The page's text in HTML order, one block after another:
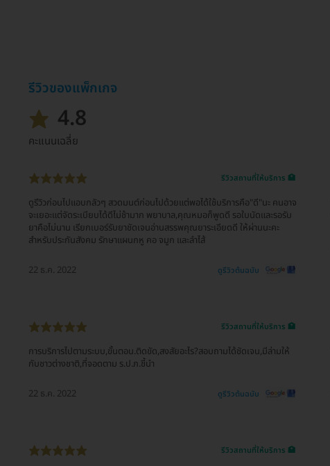
รีวิวของแพ็กเกจ
4.8
คะแนนเฉลี่ย
รีวิวสถานที่ให้บริการ 🏥
ดูรีวิวก่อนไปแอบกลัวๆ สวดมนต์ก่อนไปด้วยแต่พอได้ใช้บริการคือ"ดี"นะ คนอาจ
จะเยอะแต่จัดระเบียบได้ดีไม่ช้ามาก พยาบาล,คุณหมอก็พูดดี รอใบนัดและรอรับ
ยาคือไม่นาน เรียกเบอร์รับยาชัดเจนอ่านสรรพคุณยาระเอียดดี ให้ผ่านนะคะ
สำหรับประกันสังคม รักษาแผนกหู คอ จมูก และลำไส้
22 ธ.ค. 2022 ดูรีวิวต้นฉบับ
รีวิวสถานที่ให้บริการ 🏥
การบริการไปตามระบบ,ขั้นตอน.ติดขัด,สงสัยอะไร?สอบถามได้ชัดเจน,มีล่ามให้
กับชาวต่างชาติ,ที่จอดตาม ร.ป.ภ.ชี้นำ
22 ธ.ค. 2022 ดูรีวิวต้นฉบับ
รีวิวสถานที่ให้บริการ 🏥